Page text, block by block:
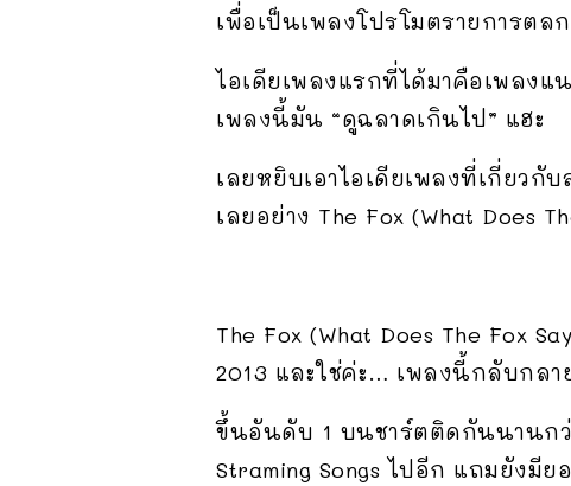
เพื่อเป็นเพลงโปรโมตรายการตล
ไอเดียเพลงแรกที่ได้มาคือเพลง
เพลงนี้มัน “ดูฉลาดเกินไป” แฮะ
เลยหยิบเอาไอเดียเพลงที่เกี่ยว
เลยอย่าง The Fox (What Does
The Fox (What Does The Fox
2013 และใช่ค่ะ… เพลงนี้กลับกลา
ขึ้นอันดับ 1 บนชาร์ตติดกันนานกว่
Straming Songs ไปอีก แถมยังมี